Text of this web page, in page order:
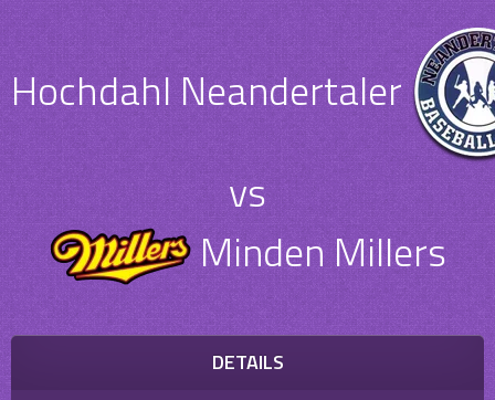
Hochdahl Neandertaler
vs
Minden Millers
DETAILS